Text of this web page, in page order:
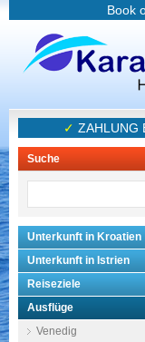
Book
✓ ZAHLUNG
Suche
Unterkunft in Kroatien
Unterkunft in Istrien
Reiseziele
Ausflüge
Venedig